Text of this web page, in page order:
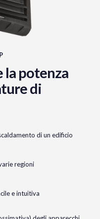
la potenza
di
di un edificio
regioni
e intuitiva